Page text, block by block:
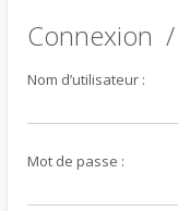
Connexion /
Nom d’utilisateur :
Mot de passe :